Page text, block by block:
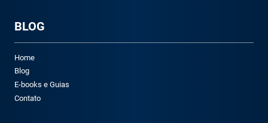
BLOG
Home
Blog
E-books e Guias
Contato